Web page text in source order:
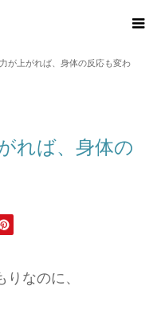
が上がれば、身体の反応も変わ
れば、身体の
りなのに、